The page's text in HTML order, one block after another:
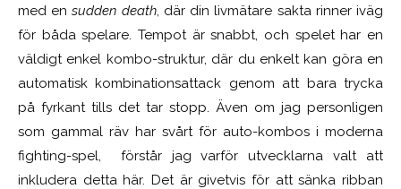
med ensudden death, där din livmätare sakta rinner iväg
för båda spelare. Tempot är snabbt, och spelet har en
väldigt enkel kombo-struktur, där du enkelt kan göra en
automatisk kombinationsattack genom att bara trycka
på fyrkant tills det tar stopp. Även om jag personligen
som gammal räv har svårt för auto-kombos i moderna
fighting-spel, förstår jag varför utvecklarna valt att
inkludera detta här. Det är givetvis för att sänka ribban